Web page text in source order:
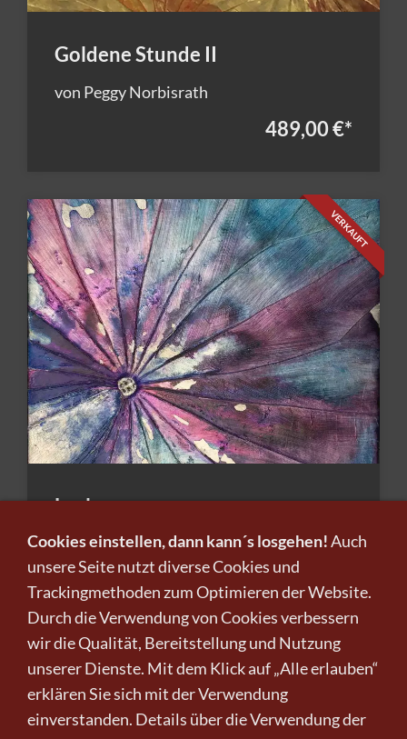
Goldene Stunde II
von Peggy Norbisrath
489,00 €*
VERKAUFT
Loslassen
von Peggy Norbisrath
119,00 € *
* Endpreis inkl. Versand. Gem. §19 UStG kein USt-
Ausweis.
Cookies einstellen, dann kann´s losgehen!Auch
unsere Seite nutzt diverse Cookies und
Trackingmethoden zum Optimieren der Website.
Durch die Verwendung von Cookies verbessern
wir die Qualität, Bereitstellung und Nutzung
unserer Dienste. Mit dem Klick auf „Alle erlauben“
erklären Sie sich mit der Verwendung
einverstanden. Details über die Verwendung der